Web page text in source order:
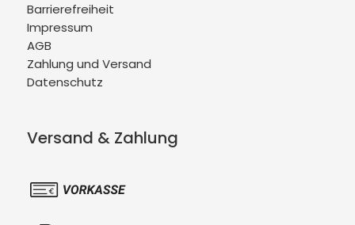
Barrierefreiheit
Impressum
AGB
Zahlung und Versand
Datenschutz
Versand & Zahlung